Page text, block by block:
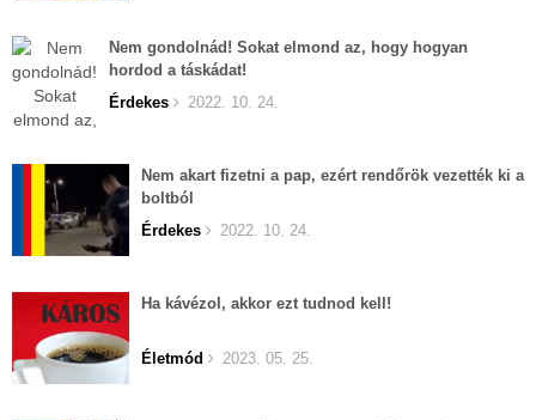
Nem gondolnád! Sokat elmond az, hogy hogyan
hordod a táskádat!
Érdekes
2022. 10. 24.
Nem akart fizetni a pap, ezért rendőrök vezették ki a
boltból
Érdekes
2022. 10. 24.
Ha kávézol, akkor ezt tudnod kell!
Életmód 2023. 05. 25.